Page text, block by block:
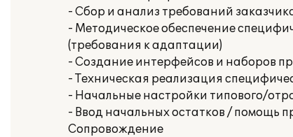
- Сбор и анализ требований
- Методическое обеспечение
(требования к адаптации)
- Создание интерфейсов и наборов
- Техническая реализация
- Начальные настройки типового/
- Ввод начальных остатков / помощь
Сопровождение